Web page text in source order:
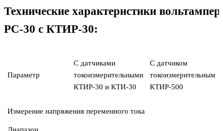
Технические характеристики
РС-30 с КТИР-30:
Параметр
С датчиками
токоизмерительными
КТИР-30 и КТИ-30
С датчиком
токоизмерительным
КТИР-500
Измерение напряжения переменного тока
Диапазон